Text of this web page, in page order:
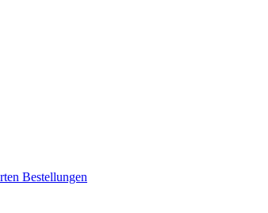
Bestellungen